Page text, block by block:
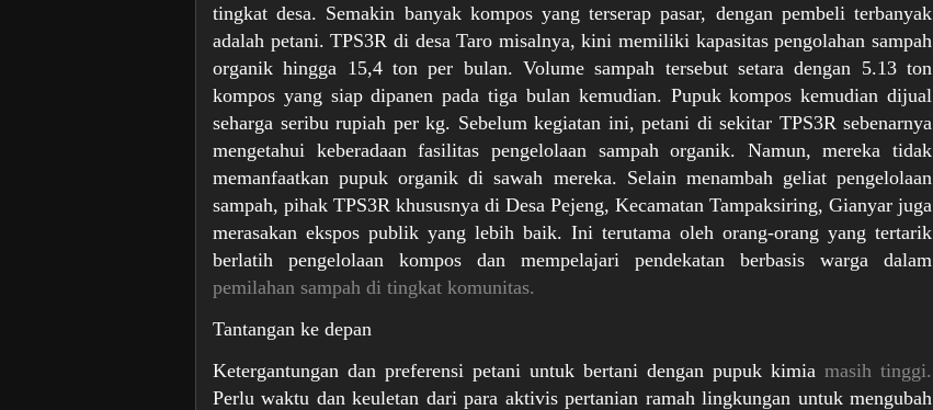
tingkat desa. Semakin banyak kompos yang terserap pasar, dengan pembeli terbanyak
adalah petani. TPS3R di desa Taro misalnya, kini memiliki kapasitas pengolahan sampah
organik hingga 15,4 ton per bulan. Volume sampah tersebut setara dengan 5.13 ton
kompos yang siap dipanen pada tiga bulan kemudian. Pupuk kompos kemudian dijual
seharga seribu rupiah per kg. Sebelum kegiatan ini, petani di sekitar TPS3R sebenarnya
mengetahui keberadaan fasilitas pengelolaan sampah organik. Namun, mereka tidak
memanfaatkan pupuk organik di sawah mereka. Selain menambah geliat pengelolaan
sampah, pihak TPS3R khususnya di Desa Pejeng, Kecamatan Tampaksiring, Gianyar juga
merasakan ekspos publik yang lebih baik. Ini terutama oleh orang-orang yang tertarik
berlatih pengelolaan kompos dan mempelajari pendekatan berbasis warga dalam
pemilahan sampah di tingkat komunitas.
Tantangan ke depan
Ketergantungan dan preferensi petani untuk bertani dengan pupuk kimia masih tinggi.
Perlu waktu dan keuletan dari para aktivis pertanian ramah lingkungan untuk mengubah